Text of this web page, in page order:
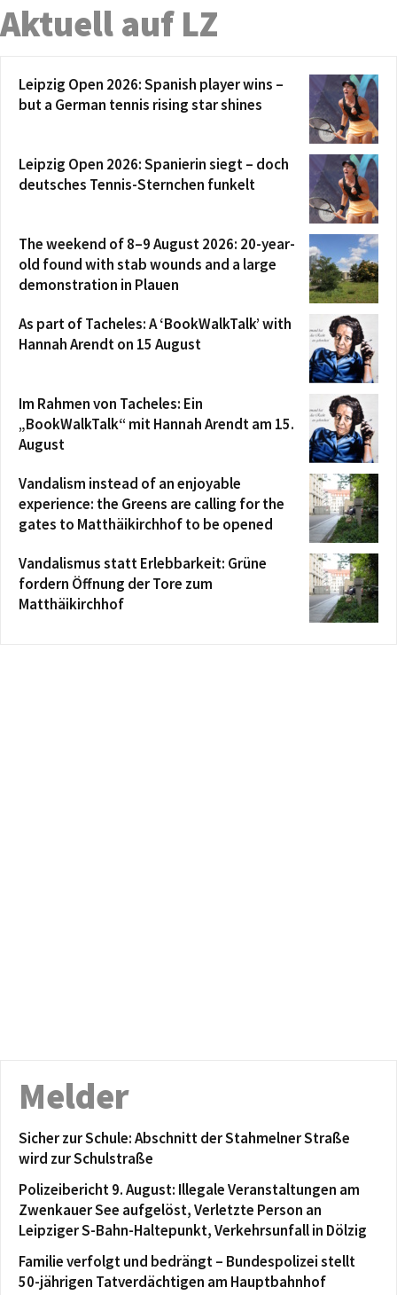
Aktuell auf LZ
Leipzig Open 2026: Spanish player wins –
but a German tennis rising star shines
Leipzig Open 2026: Spanierin siegt – doch
deutsches Tennis-Sternchen funkelt
The weekend of 8–9 August 2026: 20-year-
old found with stab wounds and a large
demonstration in Plauen
As part of Tacheles: A ‘BookWalkTalk’ with
Hannah Arendt on 15 August
Im Rahmen von Tacheles: Ein
„BookWalkTalk“ mit Hannah Arendt am 15.
August
Vandalism instead of an enjoyable
experience: the Greens are calling for the
gates to Matthäikirchhof to be opened
Vandalismus statt Erlebbarkeit: Grüne
fordern Öffnung der Tore zum
Matthäikirchhof
Melder
Sicher zur Schule: Abschnitt der Stahmelner Straße
wird zur Schulstraße
Polizeibericht 9. August: Illegale Veranstaltungen am
Zwenkauer See aufgelöst, Verletzte Person an
Leipziger S-Bahn-Haltepunkt, Verkehrsunfall in Dölzig
Familie verfolgt und bedrängt – Bundespolizei stellt
50-jährigen Tatverdächtigen am Hauptbahnhof